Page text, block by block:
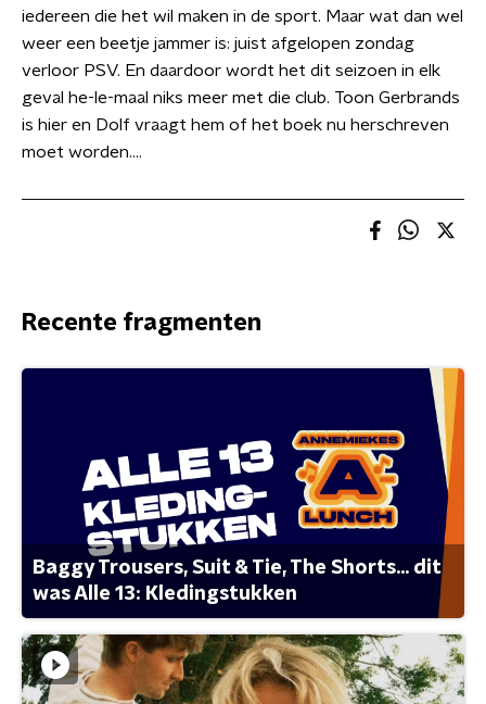
iedereen die het wil maken in de sport. Maar wat dan wel
weer een beetje jammer is: juist afgelopen zondag
verloor PSV. En daardoor wordt het dit seizoen in elk
geval he-le-maal niks meer met die club. Toon Gerbrands
is hier en Dolf vraagt hem of het boek nu herschreven
moet worden….
Recente fragmenten
Baggy Trousers, Suit & Tie, The Shorts... dit
was Alle 13: Kledingstukken